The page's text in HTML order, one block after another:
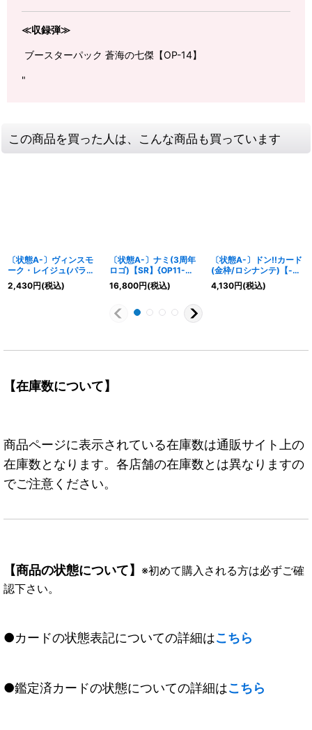
≪収録弾≫
ブースターパック 蒼海の七傑【OP-14】
"
この商品を買った人は、こんな商品も買っています
〔状態A-〕ヴィンスモ
ーク・レイジュ(パラレ
ル/illust:Daisuke
izuka)【SR/P】{OP12-
2,430円(税込)
〔状態A-〕ナミ(3周年
ロゴ)【SR】{OP11-
054}
16,800円(税込)
〔状態A-〕ドン!!カード
(金枠/ロシナンテ)【-】
{-}
4,130円(税込)
【在庫数について】
商品ページに表示されている在庫数は通販サイト上の
在庫数となります。各店舗の在庫数とは異なりますの
でご注意ください。
【商品の状態について】 ※初めて購入される方は必ずご確
認下さい。
●カードの状態表記についての詳細はこちら
●鑑定済カードの状態についての詳細はこちら